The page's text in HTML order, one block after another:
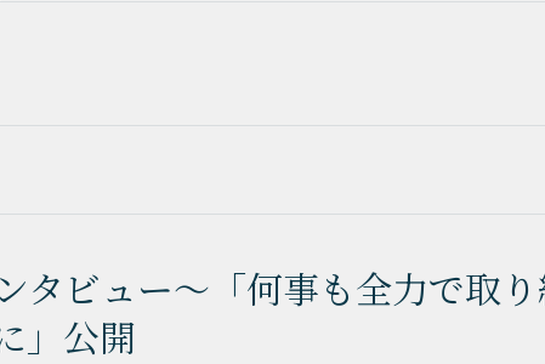
タビュー～「何事も全力で取
」公開